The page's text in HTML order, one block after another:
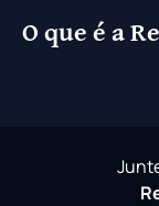
O que é a